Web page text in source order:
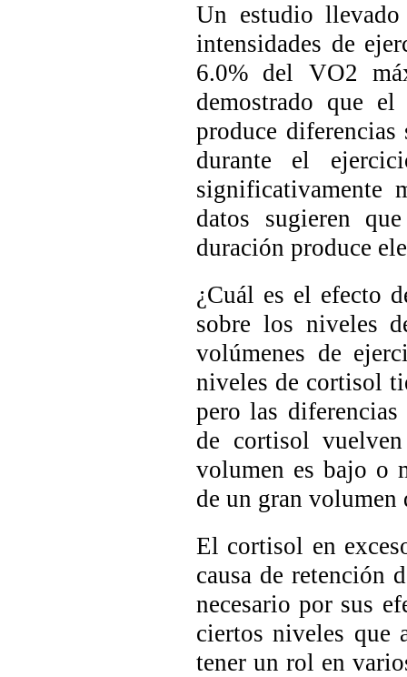
Un estudio
intensidades de
6.0% del VO2
demostrado que
produce
durante el
significativamente
datos sugieren
duración produce
¿Cuál es el efecto
sobre los niveles
volúmenes de
niveles de cortisol
pero las
de cortisol
volumen es bajo o
de un gran volumen
El cortisol en
causa de retención
necesario por sus
ciertos niveles que
tener un rol en